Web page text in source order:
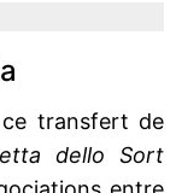
transfert de
dello Sort